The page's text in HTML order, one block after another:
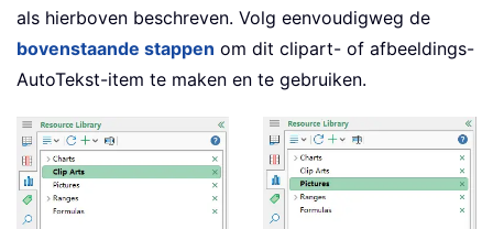
als hierboven beschreven. Volg eenvoudigweg de
bovenstaande stappen om dit clipart- of afbeeldings-
AutoTekst-item te maken en te gebruiken.